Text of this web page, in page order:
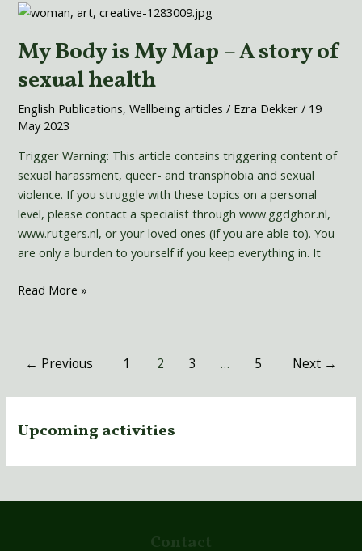
My Body is My Map – A story of
sexual health
English Publications,Wellbeing articles / Ezra Dekker/ 19
May 2023
Trigger Warning: This article contains triggering content of
sexual harassment, queer- and transphobia and sexual
violence. If you struggle with these topics on a personal
level, please contact a specialist through www.ggdghor.nl,
www.rutgers.nl, or your loved ones (if you are able to). You
are only a burden to yourself if you keep everything in. It
My
is
Map
–
A
of
sexual
health
Read More »
← Previous 1 2 3 … 5 Next →
Upcoming activities
Contact